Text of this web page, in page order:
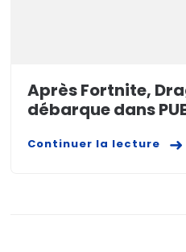
Après Fortnite,
débarque dans
Continuer la lecture